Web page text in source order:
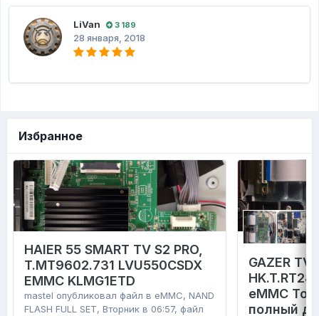
LiVan 3 189
28 января, 2018
Избранное
HAIER 55 SMART TV S2 PRO,
T.MT9602.731 LVU550CSDX
EMMC KLMG1ETD
mastel опубликовал файл в eMMC, NAND
FLASH FULL SET, Вторник в 06:57, файл
GAZER
eMMC
полный